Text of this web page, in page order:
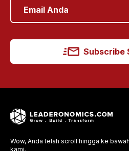
Subscribe
Wow, Anda telah scroll hingga ke
kami.